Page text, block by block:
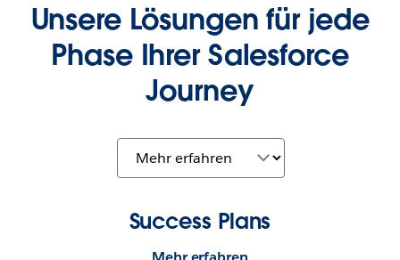
Unsere Lösungen für jede
Phase Ihrer Salesforce
Journey
Success Plans